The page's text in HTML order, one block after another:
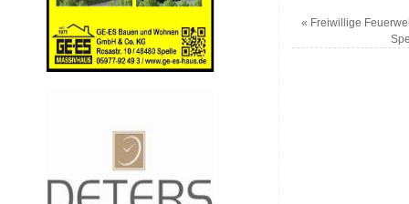
« Freiwillige